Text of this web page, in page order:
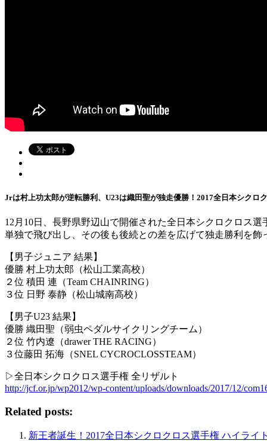
Jrは村上功太郎が逆転勝利、U23は織田聖が独走優勝！2017全日本シクロ
12月10日、長野県野辺山で開催された全日本シクロクロス
単独で飛び出し、その後も後続との差を広げて独走勝利を飾
【男子ジュニア 結果】
優勝 村上功太郎（松山工業高校）
２位 積田 連（Team CHAINRING）
３位 日野 泰静（松山城南高校）
【男子U23 結果】
優勝 織田聖（弱虫ペダルサイクリングチーム）
２位 竹内遼（drawer THE RACING）
３位藤田 拓海（SNEL CYCROCLOSSTEAM）
▷全日本シクロクロス選手権 全リザルト
http://jcf.or.jp/wp2012/wp-content/uploads/downloads/2017/12/
Related posts:
新王者誕生！2017全日本シクロクロス選手権 ハイライト